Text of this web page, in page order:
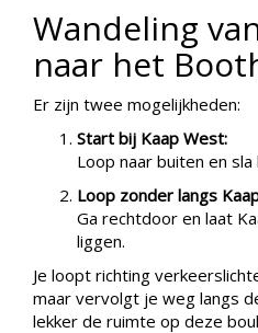
Wandeling
naar het
Er zijn twee mogelijkheden:
Start bij Kaap West:
Loop naar buiten en sla
Loop zonder langs
Ga rechtdoor en laat
liggen.
Je loopt richting
maar vervolgt je weg langs
lekker de ruimte op deze